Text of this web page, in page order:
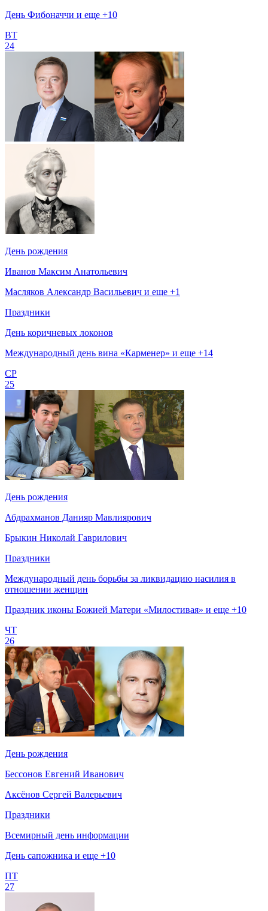
День Фибоначчи и еще +10
ВТ
24
День рождения
Иванов Максим Анатольевич
Масляков Александр Васильевич и еще +1
Праздники
День коричневых локонов
Международный день вина «Карменер» и еще +14
СР
25
День рождения
Абдрахманов Данияр Мавлиярович
Брыкин Николай Гаврилович
Праздники
Международный день борьбы за ликвидацию насилия в
отношении женщин
Праздник иконы Божией Матери «Милостивая» и еще +10
ЧТ
26
День рождения
Бессонов Евгений Иванович
Аксёнов Сергей Валерьевич
Праздники
Всемирный день информации
День сапожника и еще +10
ПТ
27